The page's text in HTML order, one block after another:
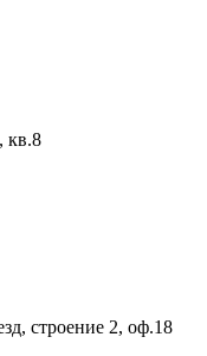
кв.8
строение 2, оф.18